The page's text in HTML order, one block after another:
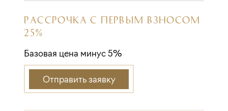
РАССРОЧКА С ПЕРВЫМ ВЗНОСОМ
25%
Базовая цена минус 5%
Отправить заявку